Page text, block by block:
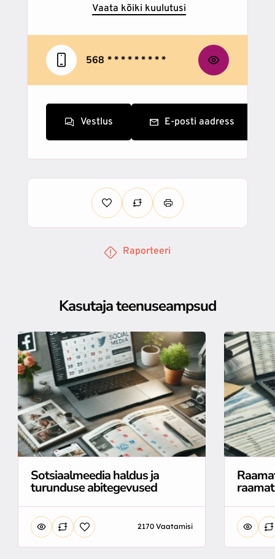
Vaata kõiki kuulutusi
568 * * * * * * * * *
Vestlus E-posti aadress
Raporteeri
Kasutaja teenuseampsud
Sotsiaalmeedia haldus ja
turunduse abitegevused
2170 Vaatamisi